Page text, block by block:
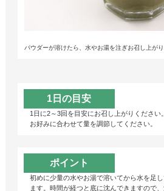
パウダーが溶けたら、水やお湯を注ぎお召し上が
1日の目安
1日に2～3回を目安にお召し上がりください。
お好みに合わせて量を調節してください。
ポイント
初めに少量の水やお湯で溶いてから水を足
ます。時間が経つと底に沈んできますので